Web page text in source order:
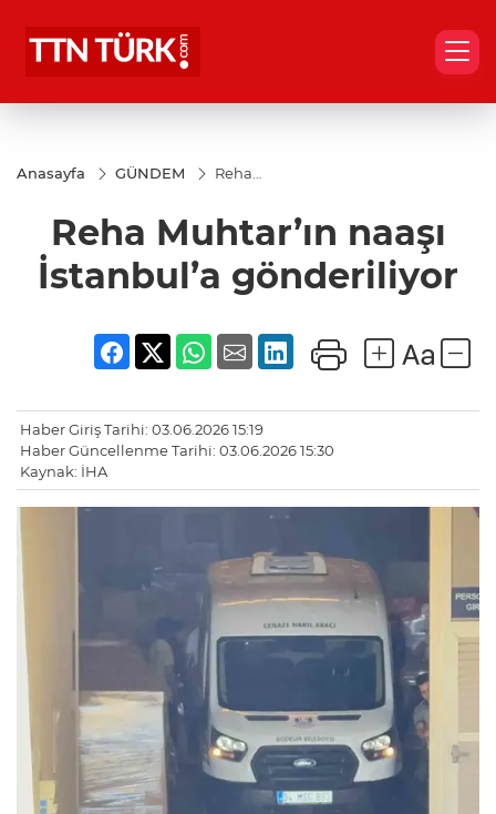
Anasayfa GÜNDEM
Reha
İstanbul’a
gönderiliyor
Reha Muhtar’ın naaşı
İstanbul’a gönderiliyor
Haber Giriş Tarihi: 03.06.2026 15:19
Haber Güncellenme Tarihi: 03.06.2026 15:30
Kaynak: İHA